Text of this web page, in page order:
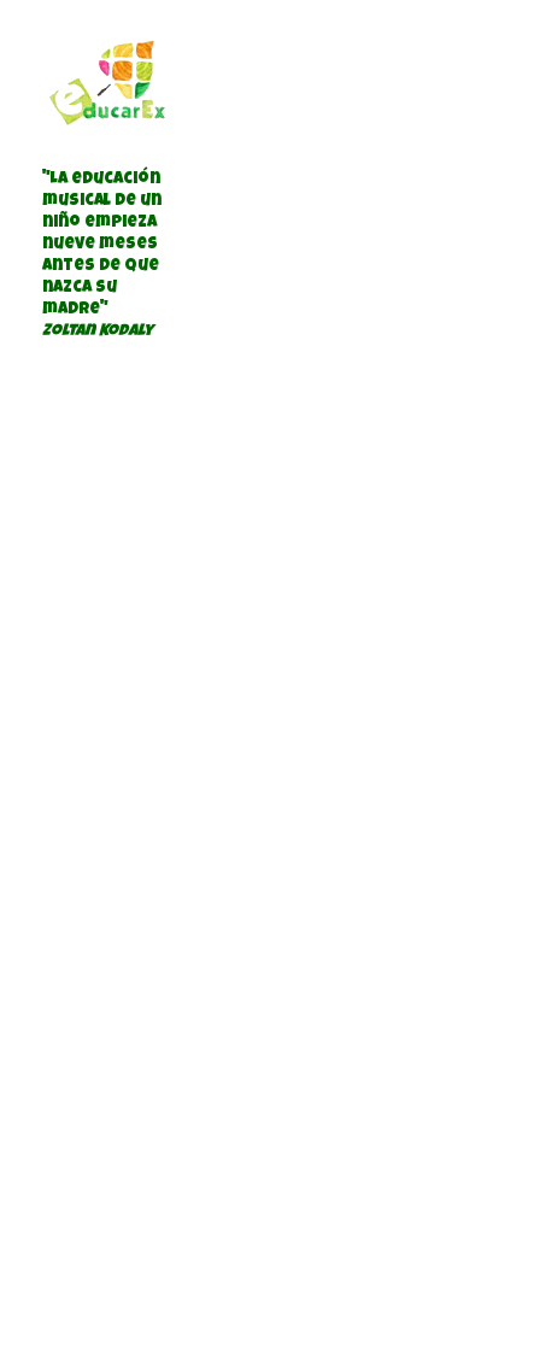
"La educación
musical de un
niño empieza
nueve meses
antes de que
nazca su
madre"
Zoltan Kodaly